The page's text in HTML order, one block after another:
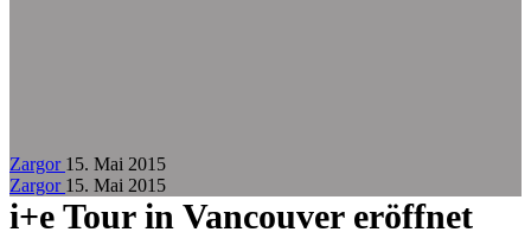
Zargor 15. Mai 2015
Zargor 15. Mai 2015
i+e Tour in Vancouver eröffnet